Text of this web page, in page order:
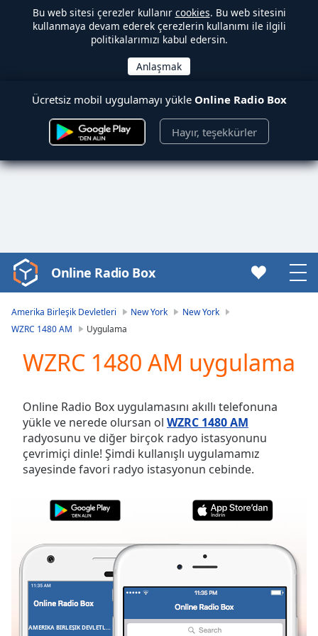
Bu web sitesi çerezler kullanır cookies. Bu web sitesini
kullanmaya devam ederek çerezlerin kullanımı ile ilgili
politikalarımızı kabul edersin.
Ücretsiz mobil uygulamayı yükle Online Radio Box
Hayır, teşekkürler
Video
Player
loading.
Video
Skip
Forward
Mute
Current
Time0:00
Duration-:-
Stream
Type
LIVE
Seek to
currently
LIVE
Online Radio Box
Amerika Birleşik Devletleri New York
New York
WZRC 1480 AM
Uygulama
WZRC 1480 AM uygulama
Online Radio Box uygulamasını akıllı telefonuna
yükle ve nerede olursan ol WZRC 1480 AM
radyosunu ve diğer birçok radyo istasyonunu
çevrimiçi dinle! Şimdi kullanışlı uygulamamız
sayesinde favori radyo istasyonun cebinde.